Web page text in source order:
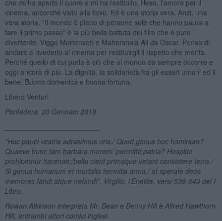
che mi ha aperto il cuore e mi ha restituito, illeso, l’amore per il
cinema, ancorché visto alla tivvù. Ed è una storia vera. Anzi, una
vera storia. “Il mondo è pieno di persone sole che hanno paura a
fare il primo passo” è la più bella battuta del film che è pure
divertente. Viggo Mortensen e Mahershala Ali da Oscar. Penso di
andare a rivederlo al cinema per restituirgli il rispetto che merita.
Perché quello di cui parla è ciò che al mondo da sempre occorre e
oggi ancora di più. La dignità, la solidarietà fra gli esseri umani ed il
bene. Buona domenica e buona fortuna.
Libero Venturi
Pontedera, 20 Gennaio 2019
“Huc pauci vestris adnavimus oris./ Quod genus hoc hominum?
Quaeve hunc tam barbara morem/ permittit patria? Hospitio
prohibemur harenae;/bella cient primaque vetant consistere terra./
Si genus humanum et mortalia temnitis arma, / at sperate deos
memores fandi atque nefandi”. Virgilio, l’Eneide, versi 538-543 del I
Libro.
Rowan Atkinson interpreta Mr. Bean e Benny Hill è Alfred Hawthorn
Hill, entrambi attori comici inglesi.